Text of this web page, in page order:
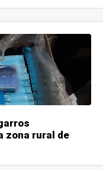
zona rural de